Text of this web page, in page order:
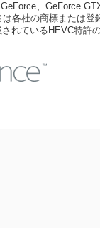
、GeForce
各社の商標または登
れているHEVC特許